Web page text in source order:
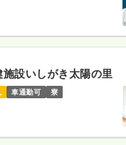
設いしがき太陽の里
車通勤可
寮